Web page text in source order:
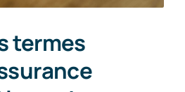
termes